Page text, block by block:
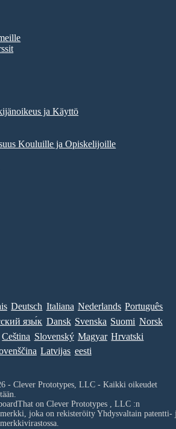
ja Käyttö
Kouluille ja Opiskelijoille
Deutsch Italiana Nederlands Português
язы́к Dansk Svenska Suomi Norsk
Ceština Slovenský Magyar Hrvatski
Latvijas eesti
- Clever Prototypes, LLC - Kaikki oikeudet
on Clever Prototypes , LLC:n
joka on rekisteröity Yhdysvaltain patentti-